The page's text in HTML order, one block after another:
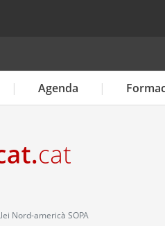
Agenda
Nord-americà SOPA